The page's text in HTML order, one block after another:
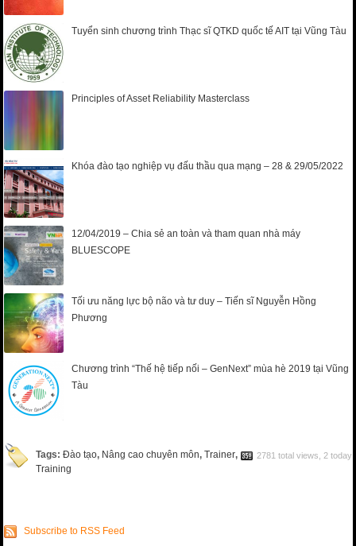
Tuyển sinh chương trình Thạc sĩ QTKD quốc tế AIT tại Vũng Tàu
Principles of Asset Reliability Masterclass
Khóa đào tạo nghiệp vụ đấu thầu qua mạng – 28 & 29/05/2022
12/04/2019 – Chia sẻ an toàn và tham quan nhà máy
BLUESCOPE
Tối ưu năng lực bộ não và tư duy – Tiến sĩ Nguyễn Hồng
Phương
Chương trình “Thế hệ tiếp nối – GenNext” mùa hè 2019 tại Vũng
Tàu
2781 total views, 2 today
Tags:Đào tạo, Nâng cao chuyên môn,Trainer,
Training
Subscribe to RSS Feed